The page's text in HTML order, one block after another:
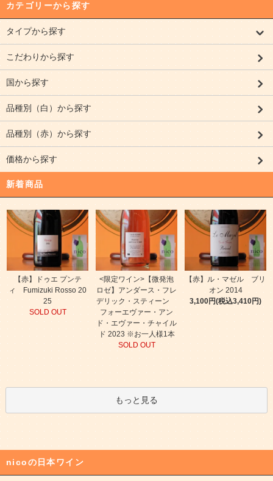
カテゴリーから探す
タイプから探す
こだわりから探す
国から探す
品種別（白）から探す
品種別（赤）から探す
価格から探す
新着商品
【赤】ドゥエ プンテ
ィ Fumizuki Rosso 20
25
SOLD OUT
<限定ワイン>【微発泡
ロゼ】アンダース・フレ
デリック・スティーン
フォーエヴァー・アン
ド・エヴァー・チャイル
ド 2023 ※お一人様1本
SOLD OUT
【赤】ル・マゼル ブリ
オン 2014
3,100円(税込3,410円)
もっと見る
nicoの日本ワイン